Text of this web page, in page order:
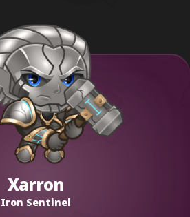
Xarron
Iron Sentinel